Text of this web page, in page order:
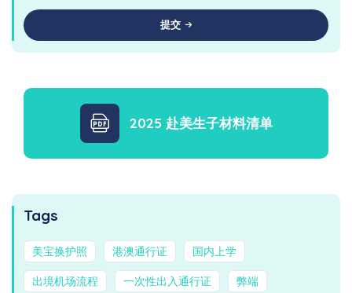
提交
2025 赴美生子材料清单
Tags
美宝换护照 港澳通行证 国内上学
出境机场流程 一次性出入通行证 弊端